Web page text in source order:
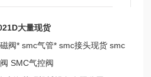
大量现货
阀* smc气管* smc接头现货 smc
SMC气控阀